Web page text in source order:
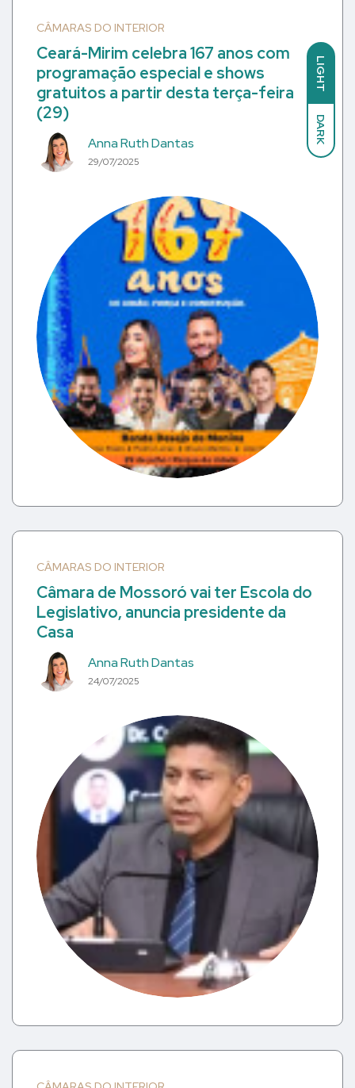
LIGHT
DARK
CÂMARAS DO INTERIOR
Ceará-Mirim celebra 167 anos com
programação especial e shows
gratuitos a partir desta terça-feira
(29)
Anna Ruth Dantas
29/07/2025
CÂMARAS DO INTERIOR
Câmara de Mossoró vai ter Escola do
Legislativo, anuncia presidente da
Casa
Anna Ruth Dantas
24/07/2025